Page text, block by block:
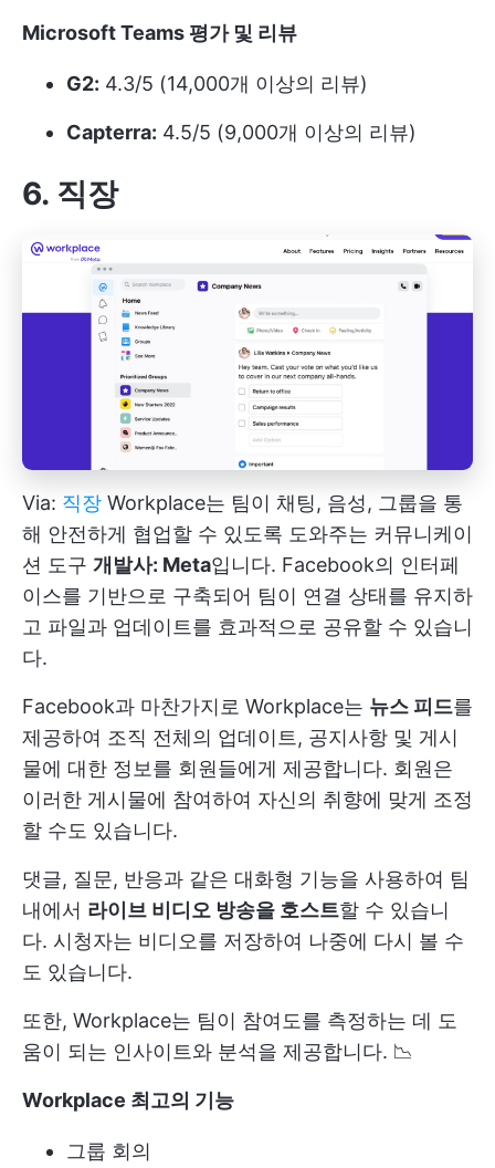
Microsoft Teams 평가 및 리뷰
G2: 4.3/5 (14,000개 이상의 리뷰)
Capterra: 4.5/5 (9,000개 이상의 리뷰)
6. 직장
Via: 직장 Workplace는 팀이 채팅, 음성, 그룹을 통
해 안전하게 협업할 수 있도록 도와주는 커뮤니케이
션 도구 개발사: Meta입니다. Facebook의 인터페
이스를 기반으로 구축되어 팀이 연결 상태를 유지하
고 파일과 업데이트를 효과적으로 공유할 수 있습니
다.
Facebook과 마찬가지로 Workplace는 뉴스 피드를
제공하여 조직 전체의 업데이트, 공지사항 및 게시
물에 대한 정보를 회원들에게 제공합니다. 회원은
이러한 게시물에 참여하여 자신의 취향에 맞게 조정
할 수도 있습니다.
댓글, 질문, 반응과 같은 대화형 기능을 사용하여 팀
내에서 라이브 비디오 방송을 호스트할 수 있습니
다. 시청자는 비디오를 저장하여 나중에 다시 볼 수
도 있습니다.
또한, Workplace는 팀이 참여도를 측정하는 데 도
움이 되는 인사이트와 분석을 제공합니다. 📉
Workplace 최고의 기능
그룹 회의